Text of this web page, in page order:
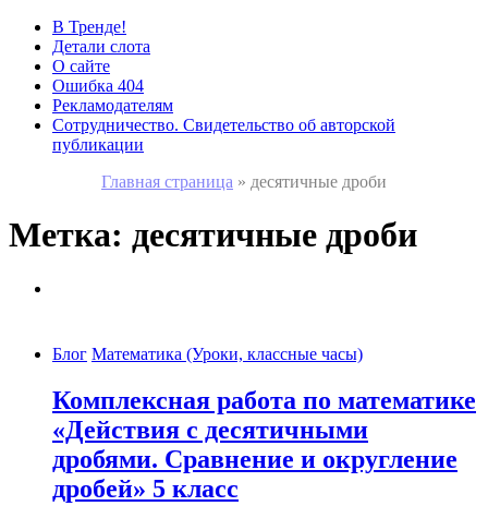
В Тренде!
Детали слота
О сайте
Ошибка 404
Рекламодателям
Сотрудничество. Свидетельство об авторской
публикации
Главная страница » десятичные дроби
Метка: десятичные дроби
Блог Математика (Уроки, классные часы)
Комплексная работа по математике
«Действия с десятичными
дробями. Сравнение и округление
дробей» 5 класс